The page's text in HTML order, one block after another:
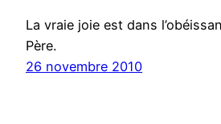
La vraie joie est dans
Père.
26 novembre 2010